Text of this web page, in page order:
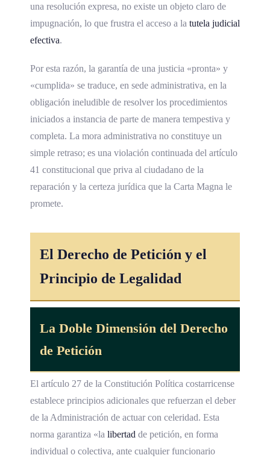
una resolución expresa, no existe un objeto claro de
impugnación, lo que frustra el acceso a la tutela judicial
efectiva.
Por esta razón, la garantía de una justicia «pronta» y
«cumplida» se traduce, en sede administrativa, en la
obligación ineludible de resolver los procedimientos
iniciados a instancia de parte de manera tempestiva y
completa. La mora administrativa no constituye un
simple retraso; es una violación continuada del artículo
41 constitucional que priva al ciudadano de la
reparación y la certeza jurídica que la Carta Magna le
promete.
El Derecho de Petición y el
Principio de Legalidad
La Doble Dimensión del Derecho
de Petición
El artículo 27 de la Constitución Política costarricense
establece principios adicionales que refuerzan el deber
de la Administración de actuar con celeridad. Esta
norma garantiza «la libertad de petición, en forma
individual o colectiva, ante cualquier funcionario